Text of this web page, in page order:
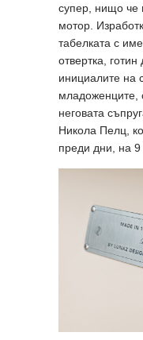
супер, нищо че
мотор.
табелката с
отвертка,
инициалите на
младоженците,
неговата
Никола Пелц,
преди дни, на